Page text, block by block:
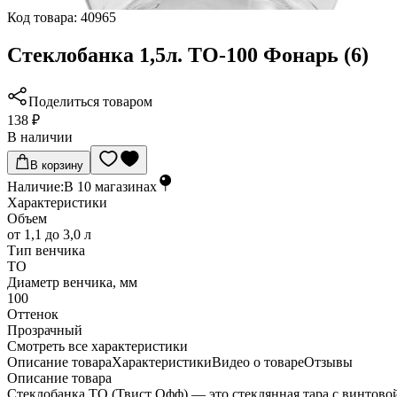
Код товара: 40965
Стеклобанка 1,5л. ТО-100 Фонарь (6)
Поделиться товаром
138 ₽
В наличии
В корзину
Наличие:В 10 магазинах
Характеристики
Объем
от 1,1 до 3,0 л
Тип венчика
ТО
Диаметр венчика, мм
100
Оттенок
Прозрачный
Cмотреть все характеристики
Описание товараХарактеристикиВидео о товареОтзывы
Описание товара